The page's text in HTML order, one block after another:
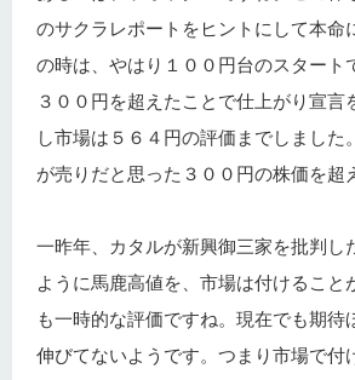
のサクラレポートをヒントにして本命
の時は、やはり１００円台のスタート
３００円を超えたことで仕上がり宣言
し市場は５６４円の評価までしました
が売りだと思った３００円の株価を超
一昨年、カタルが新興御三家を批判し
ように馬鹿高値を、市場は付けること
も一時的な評価ですね。現在でも期待
伸びてないようです。つまり市場で付